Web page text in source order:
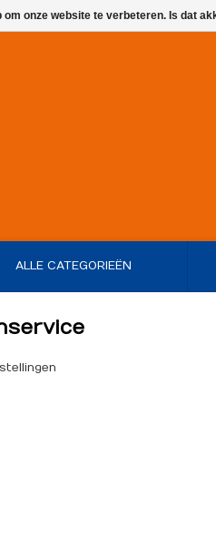
ALLE CATEGORIEËN
om onze website te verbeteren. Is dat